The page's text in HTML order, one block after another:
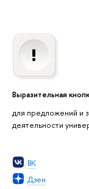
Выразительная
для предложений и
деятельности
ВК
Дзен